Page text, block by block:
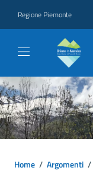
Regione Piemonte
Home / Argomenti /